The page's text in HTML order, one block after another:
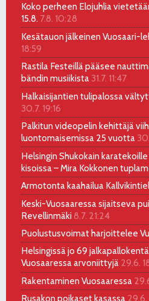
Koko perheen Elojuhlia
15.8. 7.8. 10:28
Kesätauon jälkeinen Vuosaari-
18:59
Rastila Festeillä pääsee
bändin musiikista 31.7. 11:47
Halkaisijantien tulipalossa
30.7. 19:16
Palkitun videopelin kehittäjä
luontomaisemissa 25 vuotta
Helsingin Shukokain
kisoissa – Mira Kokkonen
Armotonta kaahailua
Keski-Vuosaaressa sijaitseva
Revellinmäki 8.7. 21:24
Puolustusvoimat harjoittelee
Helsingissä jo 69
Vuosaaressa arvoniittyjä 29.6.
Rakentaminen Vuosaaressa
Rusakon poikaset kasassa 29.6.